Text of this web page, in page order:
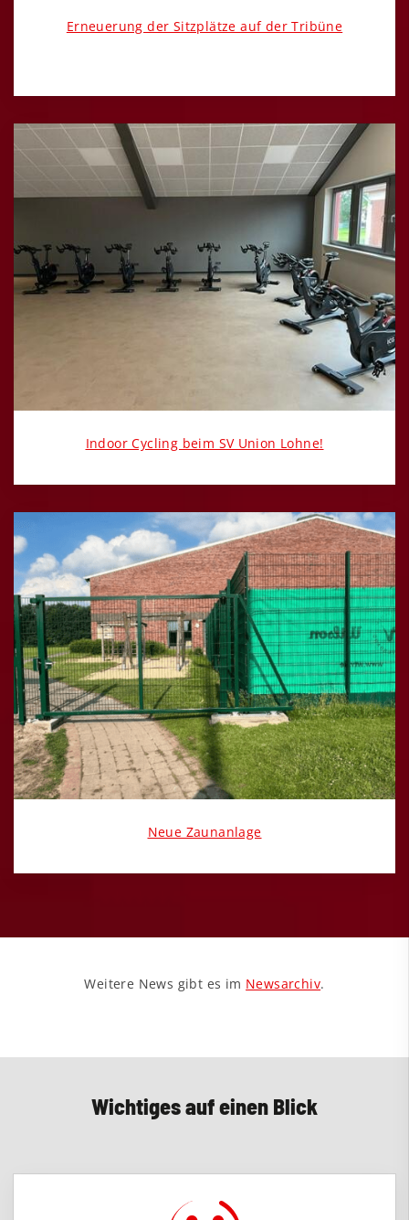
Erneuerung der Sitzplätze auf der Tribüne
Indoor Cycling beim SV Union Lohne!
Neue Zaunanlage
Weitere News gibt es im Newsarchiv.
Wichtiges auf einen Blick